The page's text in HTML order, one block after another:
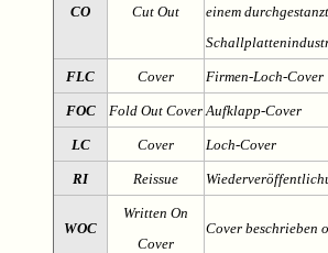
CO Cut Out
einem
FLC Cover Firmen-Loch-Cover
FOC Fold Out Cover Aufklapp-Cover
LC Cover Loch-Cover
RI Reissue
WOC
Written On
Cover
Cover beschrieben